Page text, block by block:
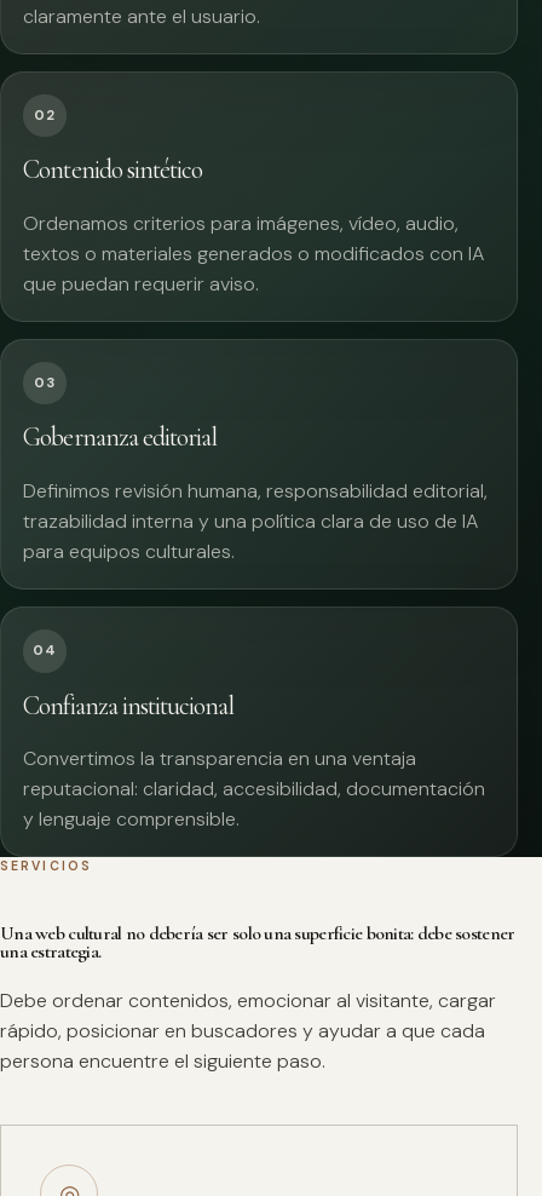
claramente ante el usuario.
02
Contenido sintético
Ordenamos criterios para imágenes, vídeo, audio,
textos o materiales generados o modificados con IA
que puedan requerir aviso.
03
Gobernanza editorial
Definimos revisión humana, responsabilidad editorial,
trazabilidad interna y una política clara de uso de IA
para equipos culturales.
04
Confianza institucional
Convertimos la transparencia en una ventaja
reputacional: claridad, accesibilidad, documentación
y lenguaje comprensible.
SERVICIOS
Una web cultural no debería ser solo una superficie bonita: debe sostener
una estrategia.
Debe ordenar contenidos, emocionar al visitante, cargar
rápido, posicionar en buscadores y ayudar a que cada
persona encuentre el siguiente paso.